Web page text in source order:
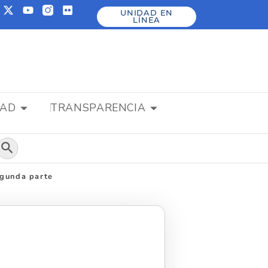
UNIDAD EN
LÍNEA
TRANSPARENCIA
de búsqueda
parte